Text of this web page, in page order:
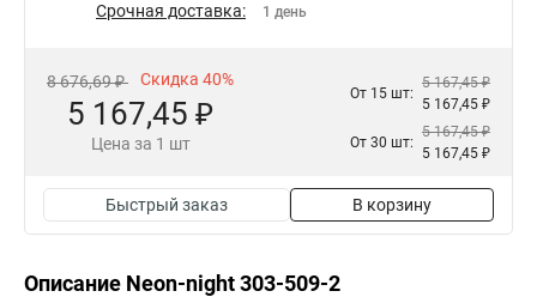
Срочная доставка: 1 день
8 676,69 ₽ Скидка 40%
5 167,45 ₽
Цена за 1 шт
От 15 шт:
5 167,45 ₽
5 167,45 ₽
От 30 шт:
5 167,45 ₽
5 167,45 ₽
Быстрый заказ В корзину
Описание Neon-night 303-509-2